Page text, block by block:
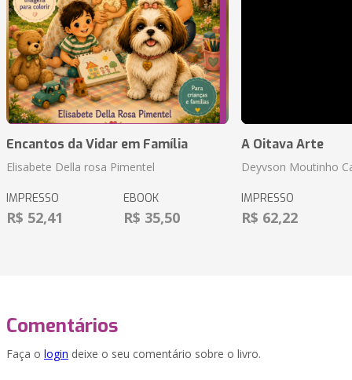
Encantos da Vidar em Família
Elisabete Della rosa Pimentel
IMPRESSO
R$ 52,41
EBOOK
R$ 35,50
A Oitava Arte
Deyvson Moutinho
IMPRESSO
R$ 62,22
Comentários
Faça o login deixe o seu comentário sobre o livro.